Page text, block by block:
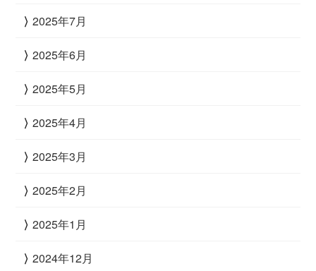
2025年7月
2025年6月
2025年5月
2025年4月
2025年3月
2025年2月
2025年1月
2024年12月